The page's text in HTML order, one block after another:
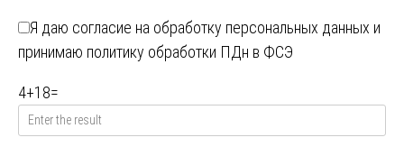
Я даю согласие на обработку персональных данных и
принимаю политику обработки ПДн в ФСЭ
4+18=